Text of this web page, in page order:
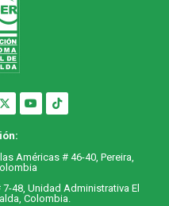
Américas # 46-40, Pereira,
48, Unidad Administrativa El
Colombia.